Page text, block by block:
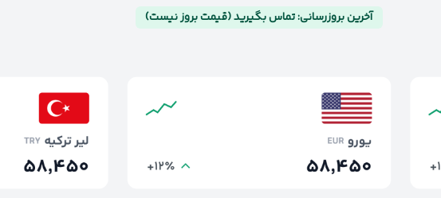
آخرین بروزرسانی: تماس بگیرید (قیمت بروز نیست)